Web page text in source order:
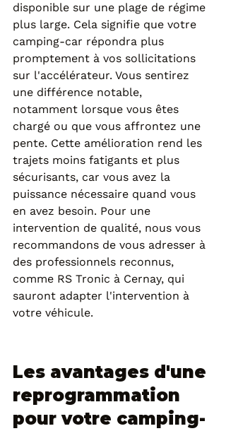
disponible sur une plage de régime
plus large. Cela signifie que votre
camping-car répondra plus
promptement à vos sollicitations
sur l'accélérateur. Vous sentirez
une différence notable,
notamment lorsque vous êtes
chargé ou que vous affrontez une
pente. Cette amélioration rend les
trajets moins fatigants et plus
sécurisants, car vous avez la
puissance nécessaire quand vous
en avez besoin. Pour une
intervention de qualité, nous vous
recommandons de vous adresser à
des professionnels reconnus,
comme RS Tronic à Cernay, qui
sauront adapter l'intervention à
votre véhicule.
Les avantages d'une
reprogrammation
pour votre camping-